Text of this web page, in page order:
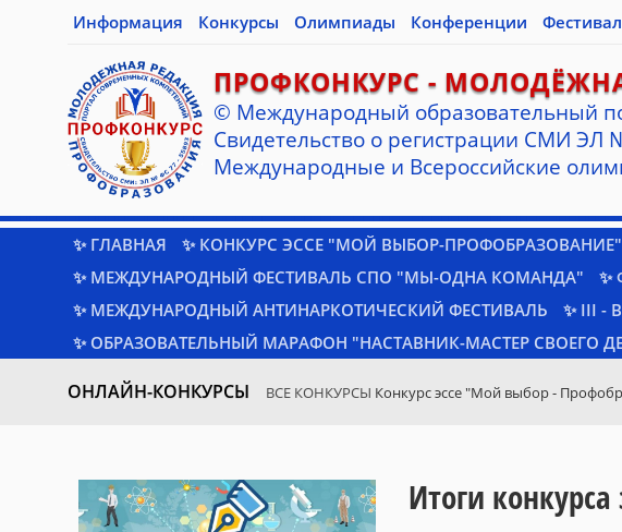
Информация Конкурсы Олимпиады Конференции
ПРОФКОНКУРС -
© Международный образовательный
Cвидетельство о регистрации СМИ ЭЛ
Международные и Всероссийские
✨ ГЛАВНАЯ ✨ КОНКУРС ЭССЕ "МОЙ ВЫБОР-ПРОФОБРАЗОВАНИЕ"
✨ МЕЖДУНАРОДНЫЙ ФЕСТИВАЛЬ СПО "МЫ-ОДНА КОМАНДА"
✨
✨ МЕЖДУНАРОДНЫЙ АНТИНАРКОТИЧЕСКИЙ ФЕСТИВАЛЬ
✨ III -
✨ ОБРАЗОВАТЕЛЬНЫЙ МАРАФОН "НАСТАВНИК-МАСТЕР СВОЕГО
ОНЛАЙН-КОНКУРСЫ ВСЕ КОНКУРСЫ Конкурс эссе "Мой выбор -
Итоги конкурса